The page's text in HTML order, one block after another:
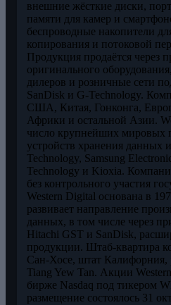
внешние жёсткие диски,
памяти для камер и
беспроводные накопители
копирования и потоковой
Продукция продаётся через
оригинального
дилеров и розничные сети
SanDisk и G-Technology.
США, Китая, Гонконга,
Африки и остальной Азии.
число крупнейших мировых
устройств хранения данных
Technology, Samsung
Technology и Kioxia.
без контрольного участия
Western Digital основана в
развивает направление
данных, в том числе через
Hitachi GST и SanDisk,
продукции. Штаб-квартира
Сан-Хосе, штат Калифорния,
Tiang Yew Tan. Акции
бирже Nasdaq под тикером
размещение состоялось 31